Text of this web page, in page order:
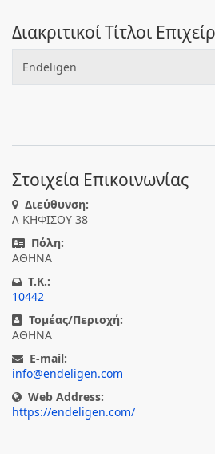
Διακριτικοί Τίτλοι
Endeligen
Στοιχεία Επικοινωνίας
Διεύθυνση:
Λ ΚΗΦΙΣΟΥ 38
Πόλη:
ΑΘΗΝΑ
T.K.:
10442
Τομέας/Περιοχή:
ΑΘΗΝΑ
E-mail:
info@endeligen.com
Web Address:
https://endeligen.com/